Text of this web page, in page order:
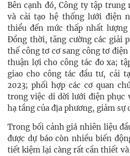
Bên cạnh đó, Công ty tập trung
và cải tạo hệ thống lưới điện
thiểu đến mức thấp nhất
Đồng thời, tăng cường các giải
thế công tơ cơ sang công tơ
thuận lợi cho công tác đo xa;
giao cho công tác đầu tư, cải
2023; phối hợp các cơ quan
trong việc di dời lưới điện phục
hạ tầng của địa phương, giảm sự
Trong bối cảnh giá nhiên liệu
được dự báo còn nhiều biến
tiết kiệm lại càng rất cần thiết